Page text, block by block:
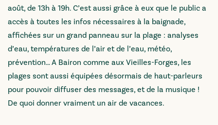
août, de 13h à 19h. C’est aussi grâce à eux que le public a
accès à toutes les infos nécessaires à la baignade,
affichées sur un grand panneau sur la plage : analyses
d’eau, températures de l’air et de l’eau, météo,
prévention… A Bairon comme aux Vieilles-Forges, les
plages sont aussi équipées désormais de haut-parleurs
pour pouvoir diffuser des messages, et de la musique !
De quoi donner vraiment un air de vacances.